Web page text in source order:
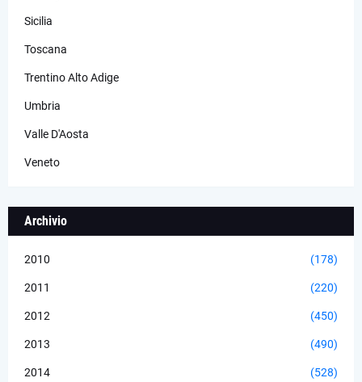
Sicilia
Toscana
Trentino Alto Adige
Umbria
Valle D'Aosta
Veneto
Archivio
2010 (178)
2011 (220)
2012 (450)
2013 (490)
2014 (528)